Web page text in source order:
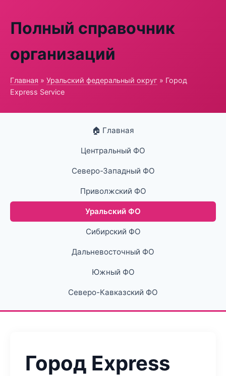
Полный справочник
организаций
Главная » Уральский федеральный округ » Город
Express Service
🏠 Главная
Центральный ФО
Северо-Западный ФО
Приволжский ФО
Уральский ФО
Сибирский ФО
Дальневосточный ФО
Южный ФО
Северо-Кавказский ФО
Город Express